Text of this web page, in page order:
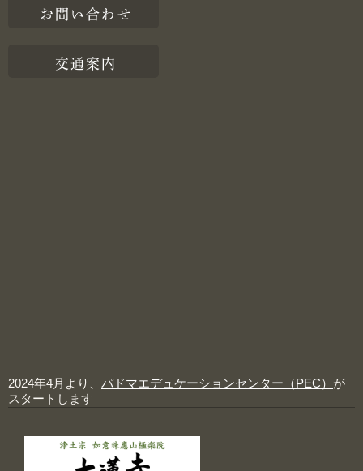
お問い合わせ
交通案内
2024年4月より、 パドマエデュケーションセンター（PEC） が
スタートします